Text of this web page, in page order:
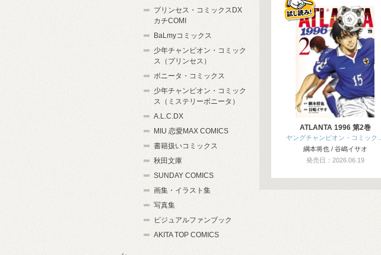
ATLANTA 1996 第2巻
ヤングチャンピオン・コミック…
綱本将也 / 谷嶋イサオ
発売日：2026.06.19
プリンセス・コミックスDX
カチCOMI
BaLmyコミックス
少年チャンピオン・コミック
ス（プリンセス）
ボニータ・コミックス
少年チャンピオン・コミック
ス（ミステリーボニータ）
A.L.C.DX
MIU 恋愛MAX COMICS
書籍扱いコミックス
秋田文庫
SUNDAY COMICS
画集・イラスト集
写真集
ビジュアルファンブック
AKITA TOP COMICS